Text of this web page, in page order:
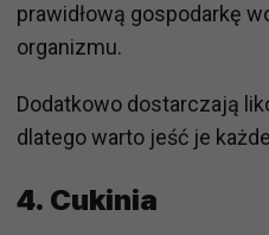
prawidłową gospodarkę
organizmu.
Dodatkowo dostarczają
dlatego warto jeść je
4. Cukinia